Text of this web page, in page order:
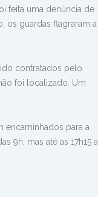
feita uma denúncia de
os guardas flagraram a
contratados pelo
foi localizado. Um
encaminhados para a
9h, mas até as 17h15 a